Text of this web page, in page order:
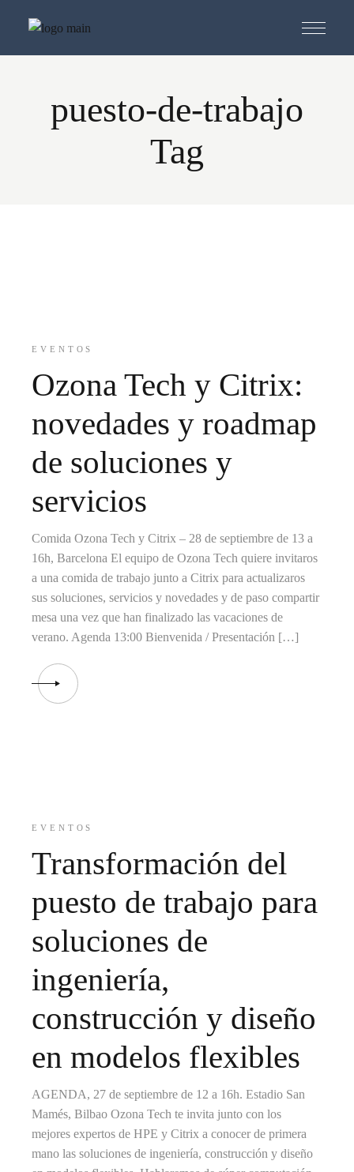
puesto-de-trabajo
Tag
EVENTOS
Ozona Tech y Citrix:
novedades y roadmap
de soluciones y
servicios
Comida Ozona Tech y Citrix – 28 de septiembre de 13 a
16h, Barcelona El equipo de Ozona Tech quiere invitaros
a una comida de trabajo junto a Citrix para actualizaros
sus soluciones, servicios y novedades y de paso compartir
mesa una vez que han finalizado las vacaciones de
verano. Agenda 13:00 Bienvenida / Presentación […]
EVENTOS
Transformación del
puesto de trabajo para
soluciones de
ingeniería,
construcción y diseño
en modelos flexibles
AGENDA, 27 de septiembre de 12 a 16h. Estadio San
Mamés, Bilbao Ozona Tech te invita junto con los
mejores expertos de HPE y Citrix a conocer de primera
mano las soluciones de ingeniería, construcción y diseño